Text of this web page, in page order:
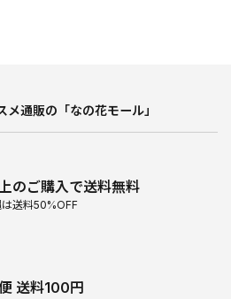
メ通販の「なの花モール」
のご購入で送料無料
送料50%OFF
送料100円